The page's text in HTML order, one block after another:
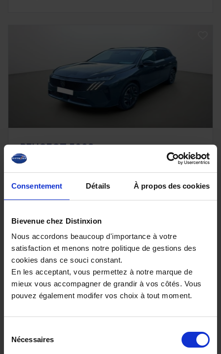
Consentement Détails À propos des cookies
Bievenue chez Distinxion
Nous accordons beaucoup d'importance à votre
satisfaction et menons notre politique de gestions des
cookies dans ce souci constant.
En les acceptant, vous permettez à notre marque de
mieux vous accompagner de grandir à vos côtés. Vous
pouvez également modifer vos choix à tout moment.
Nécessaires
PEUGEOT 5008
HYBRID 145 E-DCS6 ALLURE PLUS
20 km - 2026 - Essence Hybride - Boîte auto
ou à partir de526.03 €/mois